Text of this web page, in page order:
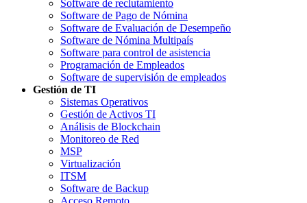
Software de reclutamiento
Software de Pago de Nómina
Software de Evaluación de Desempeño
Software de Nómina Multipaís
Software para control de asistencia
Programación de Empleados
Software de supervisión de empleados
Gestión de TI
Sistemas Operativos
Gestión de Activos TI
Análisis de Blockchain
Monitoreo de Red
MSP
Virtualización
ITSM
Software de Backup